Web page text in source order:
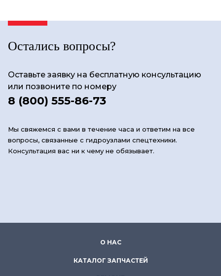
Остались вопросы?
Оставьте заявку на бесплатную консультацию
или позвоните по номеру
8 (800) 555-86-73
Мы свяжемся с вами в течение часа и ответим на все
вопросы, связанные с гидроузлами спецтехники.
Консультация вас ни к чему не обязывает.
О НАС
КАТАЛОГ ЗАПЧАСТЕЙ